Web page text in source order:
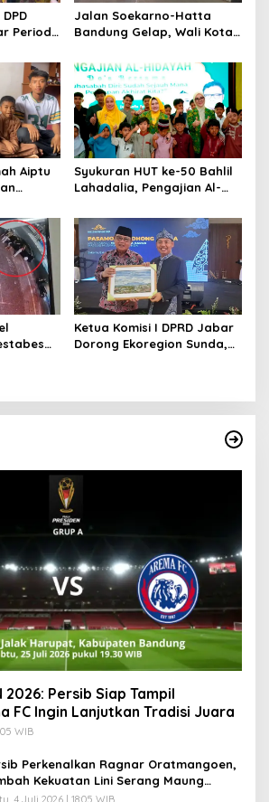
Periode
Soal Ini
Jalan Soekarno-Hatta
Bandung Gelap, Wali Kota
Segera Terpasang
Aiptu
Syukuran HUT ke-50 Bahlil
Lahadalia, Pengajian Al-
Anak Yatim dan Disabilitas
Ketua Komisi I DPRD Jabar
Dorong Ekoregion Sunda,
2026: Persib Siap Tampil
FC Ingin Lanjutkan Tradisi Juara
WIB
Perkenalkan Ragnar Oratmangoen,
Kekuatan Lini Serang Maung
4 Juli 2026 | 18:05 WIB